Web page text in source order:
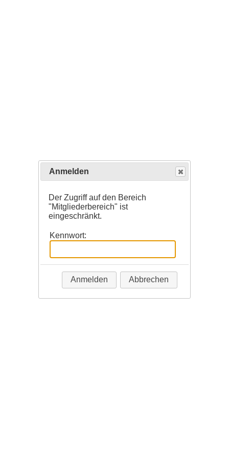
Anmelden
Der Zugriff auf den Bereich
"Mitgliederbereich" ist
eingeschränkt.
Kennwort:
Anmelden Abbrechen